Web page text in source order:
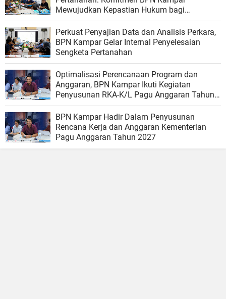
Mewujudkan Kepastian Hukum bagi
Masyarakat
Perkuat Penyajian Data dan Analisis Perkara,
BPN Kampar Gelar Internal Penyelesaian
Sengketa Pertanahan
Optimalisasi Perencanaan Program dan
Anggaran, BPN Kampar Ikuti Kegiatan
Penyusunan RKA-K/L Pagu Anggaran Tahun
2027
BPN Kampar Hadir Dalam Penyusunan
Rencana Kerja dan Anggaran Kementerian
Pagu Anggaran Tahun 2027